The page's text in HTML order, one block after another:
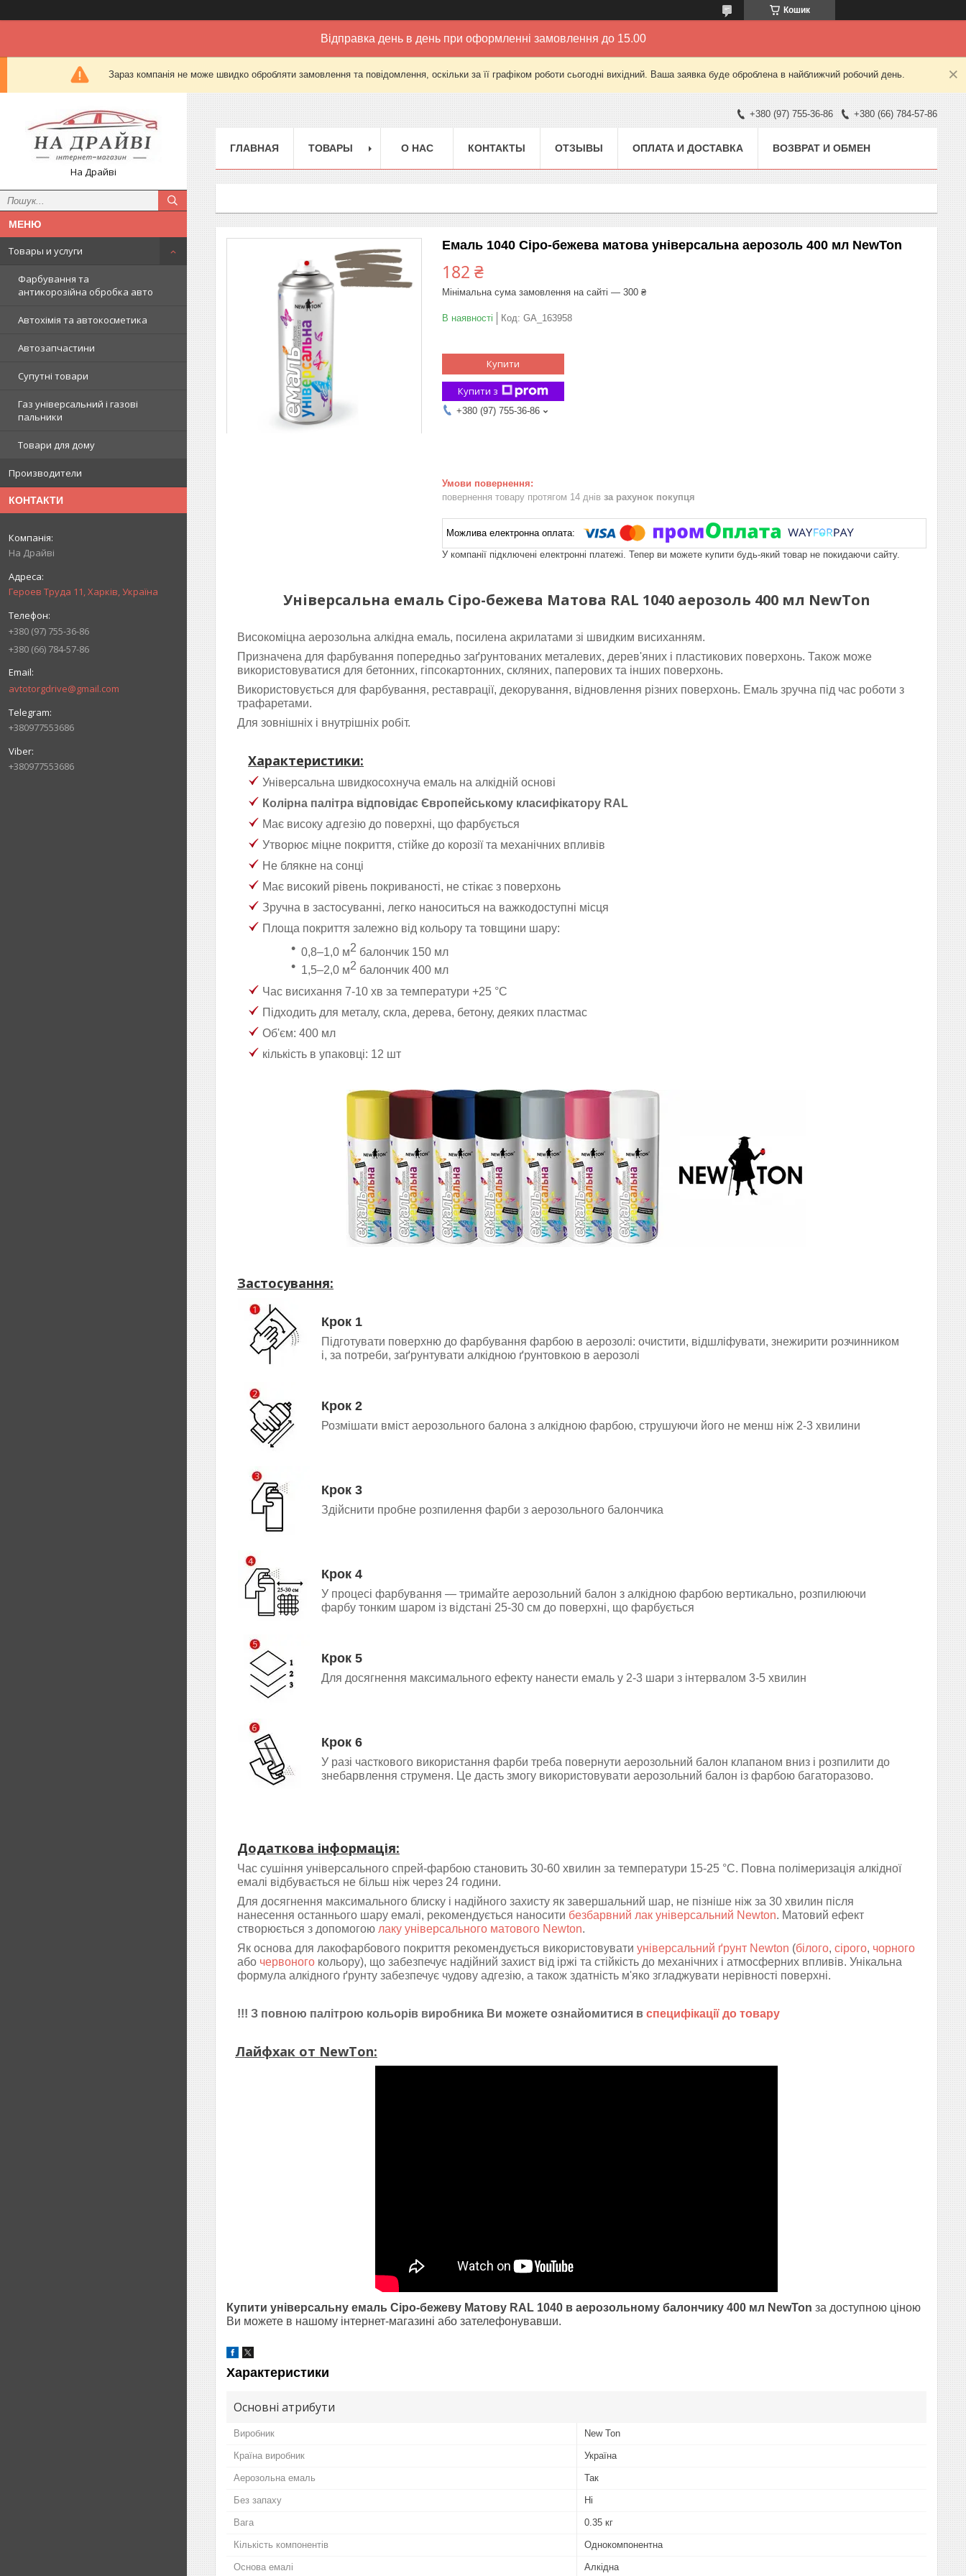
Кошик
Відправка день в день при оформленні замовлення до 15.00
Зараз компанія не може швидко обробляти замовлення та повідомлення, оскільки за її графіком роботи сьогодні вихідний. Ваша заявка буде оброблена в найближчий робочий день.
На Драйві
Товары и услуги
Фарбування та
антикорозійна обробка авто
Автохімія та автокосметика
Автозапчастини
Супутні товари
Газ універсальний і газові
пальники
Товари для дому
Производители
КОНТАКТИ
На Драйві
Героев Труда 11, Харків, Україна
+380 (97) 755-36-86
+380 (66) 784-57-86
avtotorgdrive@gmail.com
+380977553686
+380977553686
+380 (97) 755-36-86 +380 (66) 784-57-86
ГЛАВНАЯ ТОВАРЫ О НАС КОНТАКТЫ ОТЗЫВЫ ОПЛАТА И ДОСТАВКА ВОЗВРАТ И ОБМЕН
Емаль 1040 Сіро-бежева матова універсальна аерозоль 400 мл NewTon
182 ₴
Мінімальна сума замовлення на сайті — 300 ₴
В наявності Код: GA_163958
Купити
Купити з
+380 (97) 755-36-86
повернення товару протягом 14 днів за рахунок покупця
У компанії підключені електронні платежі. Тепер ви можете купити будь-який товар не покидаючи сайту.
Універсальна емаль Сіро-бежева Матова RAL 1040 аерозоль 400 мл NewTon
Високоміцна аерозольна алкідна емаль, посилена акрилатами зі швидким висиханням.
Призначена для фарбування попередньо заґрунтованих металевих, дерев'яних і пластикових поверхонь. Також може
використовуватися для бетонних, гіпсокартонних, скляних, паперових та інших поверхонь.
Використовується для фарбування, реставрації, декорування, відновлення різних поверхонь. Емаль зручна під час роботи з
трафаретами.
Для зовнішніх і внутрішніх робіт.
Характеристики:
Універсальна швидкосохнуча емаль на алкідній основі
Колірна палітра відповідає Європейському класифікатору RAL
Має високу адгезію до поверхні, що фарбується
Утворює міцне покриття, стійке до корозії та механічних впливів
Не блякне на сонці
Має високий рівень покриваності, не стікає з поверхонь
Зручна в застосуванні, легко наноситься на важкодоступні місця
Площа покриття залежно від кольору та товщини шару:
0,8–1,0 м2 балончик 150 мл
1,5–2,0 м2 балончик 400 мл
Час висихання 7-10 хв за температури +25 °C
Підходить для металу, скла, дерева, бетону, деяких пластмас
Об'єм: 400 мл
кількість в упаковці: 12 шт
Застосування:
Крок 1
Підготувати поверхню до фарбування фарбою в аерозолі: очистити, відшліфувати, знежирити розчинником
і, за потреби, заґрунтувати алкідною ґрунтовкою в аерозолі
Крок 2
Розмішати вміст аерозольного балона з алкідною фарбою, струшуючи його не менш ніж 2-3 хвилини
Крок 3
Здійснити пробне розпилення фарби з аерозольного балончика
Крок 4
У процесі фарбування — тримайте аерозольний балон з алкідною фарбою вертикально, розпилюючи
фарбу тонким шаром із відстані 25-30 см до поверхні, що фарбується
Крок 5
Для досягнення максимального ефекту нанести емаль у 2-3 шари з інтервалом 3-5 хвилин
Крок 6
У разі часткового використання фарби треба повернути аерозольний балон клапаном вниз і розпилити до
знебарвлення струменя. Це дасть змогу використовувати аерозольний балон із фарбою багаторазово.
Додаткова інформація:
Час сушіння універсального спрей-фарбою становить 30-60 хвилин за температури 15-25 °C. Повна полімеризація алкідної
емалі відбувається не більш ніж через 24 години.
Для досягнення максимального блиску і надійного захисту як завершальний шар, не пізніше ніж за 30 хвилин після
нанесення останнього шару емалі, рекомендується наносити безбарвний лак універсальний Newton. Матовий ефект
створюється з допомогою лаку універсального матового Newton.
Як основа для лакофарбового покриття рекомендується використовувати універсальний ґрунт Newton (білого, сірого, чорного
або червоного кольору), що забезпечує надійний захист від іржі та стійкість до механічних і атмосферних впливів. Унікальна
формула алкідного ґрунту забезпечує чудову адгезію, а також здатність м'яко згладжувати нерівності поверхні.
!!! З повною палітрою кольорів виробника Ви можете ознайомитися в специфікації до товару
Лайфхак от NewTon:
Купити універсальну емаль Сіро-бежеву Матову RAL 1040 в аерозольному балончику 400 мл NewTon за доступною ціною
Ви можете в нашому інтернет-магазині або зателефонувавши.
Характеристики
Основні атрибути
Виробник New Ton
Країна виробник Україна
Аерозольна емаль Так
Без запаху Ні
Вага 0.35 кг
Кількість компонентів Однокомпонентна
Основа емалі Алкідна